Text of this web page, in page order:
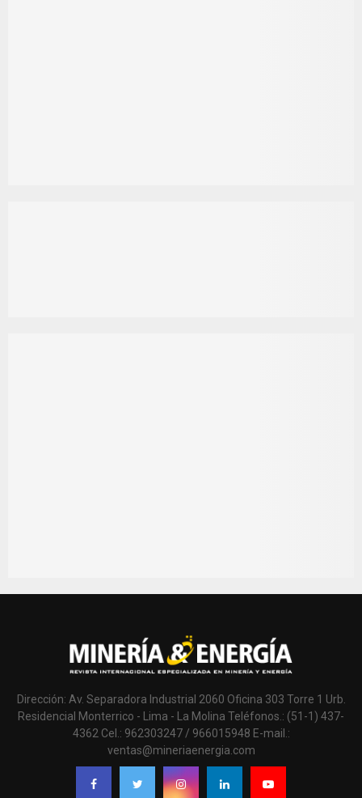
Dirección: Av. Separadora Industrial 2060 Oficina 303 Torre 1 Urb.
Residencial Monterrico - Lima - La Molina Teléfonos.: (51-1) 437-
4362 Cel.: 962303247 / 966015948 E-mail.:
ventas@mineriaenergia.com